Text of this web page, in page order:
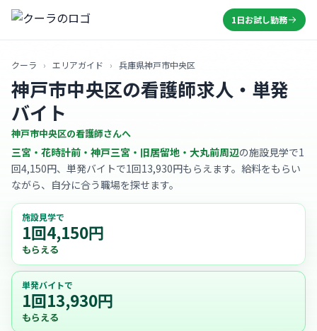
1日お試し勤務
クーラ › エリアガイド › 兵庫県神戸市中央区
神戸市中央区の看護師求人・単発
バイト
神戸市中央区の看護師さんへ
三宮・花時計前・神戸三宮・旧居留地・大丸前周辺の施設見学で1
回4,150円、単発バイトで1回13,930円もらえます。給料をもらい
ながら、自分に合う職場を探せます。
施設見学で
1回4,150円
もらえる
単発バイトで
1回13,930円
もらえる